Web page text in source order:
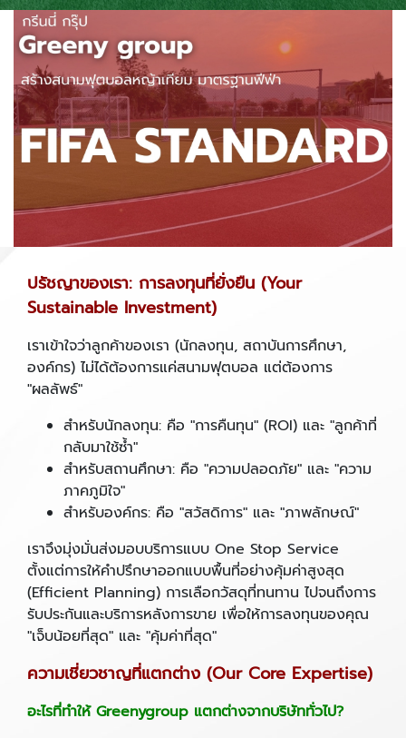
ปรัชญาของเรา: การลงทุนที่ยั่งยืน (Your
Sustainable Investment)
เราเข้าใจว่าลูกค้าของเรา (นักลงทุน, สถาบันการศึกษา,
องค์กร) ไม่ได้ต้องการแค่สนามฟุตบอล แต่ต้องการ
"ผลลัพธ์"
สำหรับนักลงทุน: คือ "การคืนทุน" (ROI) และ "ลูกค้าที่
กลับมาใช้ซ้ำ"
สำหรับสถานศึกษา: คือ "ความปลอดภัย" และ "ความ
ภาคภูมิใจ"
สำหรับองค์กร: คือ "สวัสดิการ" และ "ภาพลักษณ์"
เราจึงมุ่งมั่นส่งมอบบริการแบบ One Stop Service
ตั้งแต่การให้คำปรึกษาออกแบบพื้นที่อย่างคุ้มค่าสูงสุด
(Efficient Planning) การเลือกวัสดุที่ทนทาน ไปจนถึงการ
รับประกันและบริการหลังการขาย เพื่อให้การลงทุนของคุณ
"เจ็บน้อยที่สุด" และ "คุ้มค่าที่สุด"
ความเชี่ยวชาญที่แตกต่าง (Our Core Expertise)
อะไรที่ทำให้ Greenygroup แตกต่างจากบริษัททั่วไป?